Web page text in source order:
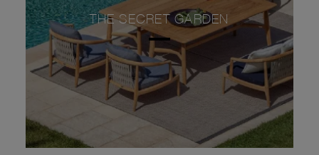
THE SECRET GARDEN